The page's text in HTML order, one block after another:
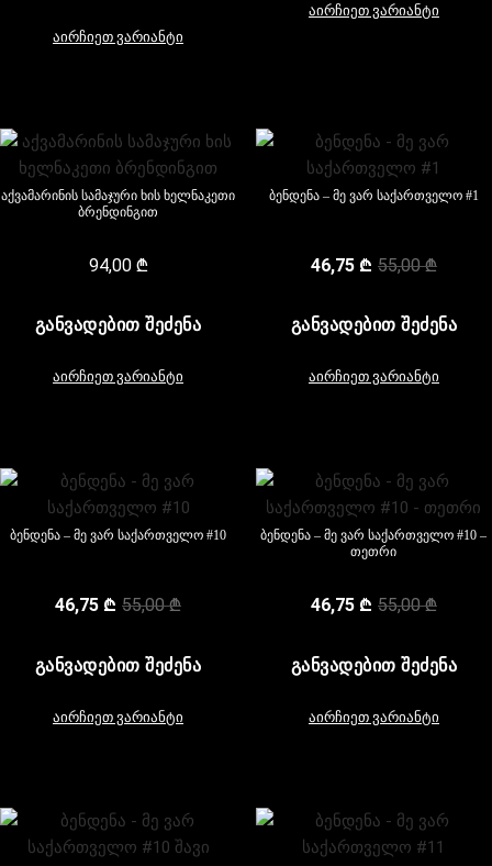
აირჩიეთ ვარიანტი
აირჩიეთ ვარიანტი
აქვამარინის სამაჯური ხის ხელნაკეთი
ბრენდინგით
94,00 ₾
ᲒᲐᲜᲕᲐᲓᲔᲑᲘᲗ ᲨᲔᲫᲔᲜᲐ
აირჩიეთ ვარიანტი
ბენდენა – მე ვარ საქართველო #1
55,00₾
46,75 ₾
ᲒᲐᲜᲕᲐᲓᲔᲑᲘᲗ ᲨᲔᲫᲔᲜᲐ
აირჩიეთ ვარიანტი
ბენდენა – მე ვარ საქართველო #10
55,00₾
46,75 ₾
ᲒᲐᲜᲕᲐᲓᲔᲑᲘᲗ ᲨᲔᲫᲔᲜᲐ
აირჩიეთ ვარიანტი
ბენდენა – მე ვარ საქართველო #10 –
თეთრი
55,00₾
46,75 ₾
ᲒᲐᲜᲕᲐᲓᲔᲑᲘᲗ ᲨᲔᲫᲔᲜᲐ
აირჩიეთ ვარიანტი